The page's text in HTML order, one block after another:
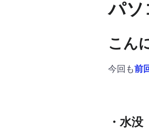
パ
こん
今回も前
・水没